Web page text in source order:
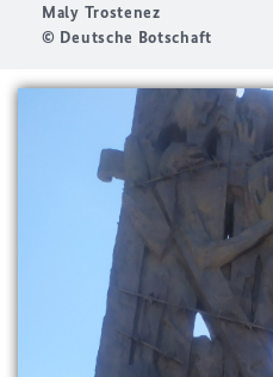
Maly Trostenez
© Deutsche Botschaft